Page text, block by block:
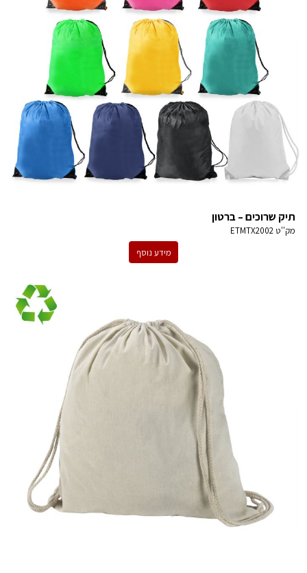
תיק שרוכים – ברטון
מק''טETMTX2002
מידע נוסף